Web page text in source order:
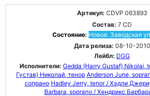
Артикул: CDVP 063893
Состав: 7 CD
Состояние: Новое. Заводская
Дата релиза: 08-10-2010
Лейбл: DGG
Исполнители: Gedda (Harry Gustaf) Nikolai,
Густав) Николай, тенор Anderson June,
сопрано Hadley Jerry, tenor / Хэдли
Barbara, soprano / Хендрикс